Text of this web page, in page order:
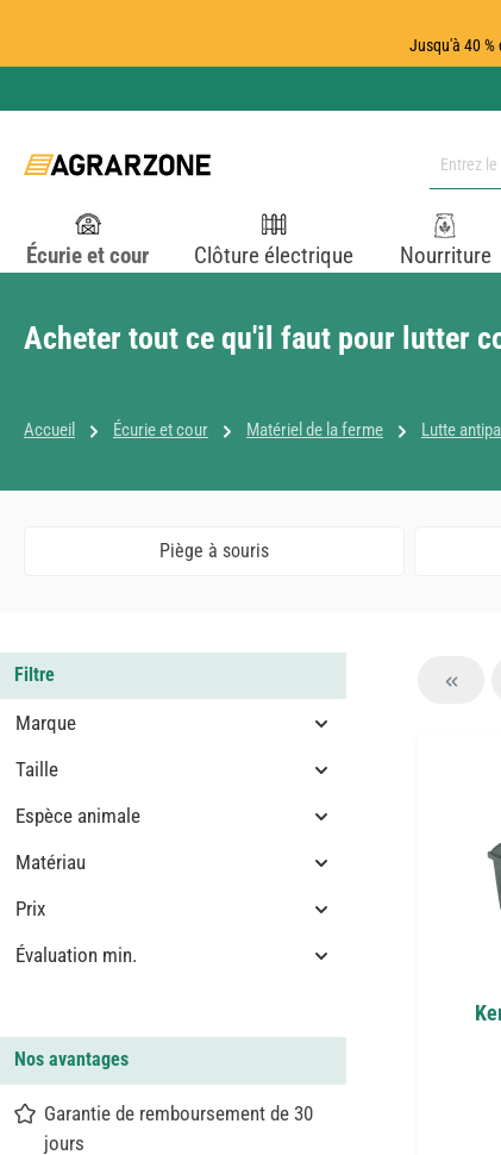
Jusqu'à 40
Écurie et cour Clôture électrique Nourriture
Acheter tout ce qu'il faut pour lutter
Accueil Écurie et cour Matériel de la ferme Lutte
Piège à souris
Filtre
Marque
Taille
Espèce animale
Matériau
Prix
Évaluation min.
Nos avantages
Garantie de remboursement de 30
jours